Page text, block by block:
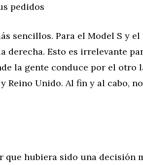
pedidos
sencillos. Para el Model S y el
derecha. Esto es irrelevante
la gente conduce por el otro
Reino Unido. Al fin y al cabo,
que hubiera sido una decisión